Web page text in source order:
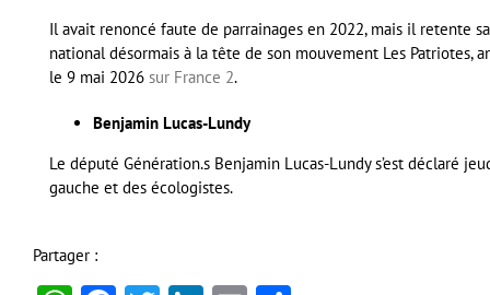
Il avait renoncé faute de parrainages en 2022, mais il retente
national désormais à la tête de son mouvement Les Patriotes,
le 9 mai 2026 sur France 2.
Benjamin Lucas-Lundy
Le député Génération.s Benjamin Lucas-Lundy s’est déclaré
gauche et des écologistes.
Partager :